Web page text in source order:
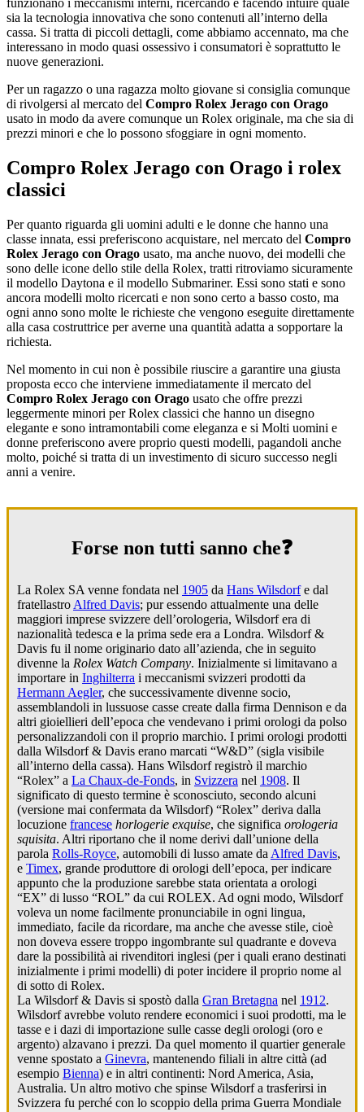
sia la tecnologia innovativa che sono contenuti all’interno della
cassa. Si tratta di piccoli dettagli, come abbiamo accennato, ma che
interessano in modo quasi ossessivo i consumatori è soprattutto le
nuove generazioni.
Per un ragazzo o una ragazza molto giovane si consiglia comunque
di rivolgersi al mercato del Compro Rolex Jerago con Orago
usato in modo da avere comunque un Rolex originale, ma che sia di
prezzi minori e che lo possono sfoggiare in ogni momento.
Compro Rolex Jerago con Orago i rolex
classici
Per quanto riguarda gli uomini adulti e le donne che hanno una
classe innata, essi preferiscono acquistare, nel mercato del Compro
Rolex Jerago con Orago usato, ma anche nuovo, dei modelli che
sono delle icone dello stile della Rolex, tratti ritroviamo sicuramente
il modello Daytona e il modello Submariner. Essi sono stati e sono
ancora modelli molto ricercati e non sono certo a basso costo, ma
ogni anno sono molte le richieste che vengono eseguite direttamente
alla casa costruttrice per averne una quantità adatta a sopportare la
richiesta.
Nel momento in cui non è possibile riuscire a garantire una giusta
proposta ecco che interviene immediatamente il mercato del
Compro Rolex Jerago con Orago usato che offre prezzi
leggermente minori per Rolex classici che hanno un disegno
elegante e sono intramontabili come eleganza e si Molti uomini e
donne preferiscono avere proprio questi modelli, pagandoli anche
molto, poiché si tratta di un investimento di sicuro successo negli
anni a venire.
Forse non tutti sanno che❓
La Rolex SA venne fondata nel 1905 da Hans Wilsdorfe dal
fratellastro Alfred Davis; pur essendo attualmente una delle
maggiori imprese svizzere dell’orologeria, Wilsdorf era di
nazionalità tedesca e la prima sede era a Londra. Wilsdorf &
Davis fu il nome originario dato all’azienda, che in seguito
divenne la Rolex Watch Company. Inizialmente si limitavano a
importare in Inghilterra i meccanismi svizzeri prodotti da
Hermann Aegler, che successivamente divenne socio,
assemblandoli in lussuose casse create dalla firma Dennison e da
altri gioiellieri dell’epoca che vendevano i primi orologi da polso
personalizzandoli con il proprio marchio. I primi orologi prodotti
dalla Wilsdorf & Davis erano marcati “W&D” (sigla visibile
all’interno della cassa). Hans Wilsdorf registrò il marchio
“Rolex” a La Chaux-de-Fonds, in Svizzera nel 1908. Il
significato di questo termine è sconosciuto, secondo alcuni
(versione mai confermata da Wilsdorf) “Rolex” deriva dalla
locuzione francese horlogerie exquise, che significa orologeria
squisita. Altri riportano che il nome derivi dall’unione della
parola Rolls-Royce, automobili di lusso amate da Alfred Davis,
e Timex, grande produttore di orologi dell’epoca, per indicare
appunto che la produzione sarebbe stata orientata a orologi
“EX” di lusso “ROL” da cui ROLEX. Ad ogni modo, Wilsdorf
voleva un nome facilmente pronunciabile in ogni lingua,
immediato, facile da ricordare, ma anche che avesse stile, cioè
non doveva essere troppo ingombrante sul quadrante e doveva
dare la possibilità ai rivenditori inglesi (per i quali erano destinati
inizialmente i primi modelli) di poter incidere il proprio nome al
di sotto di Rolex.
La Wilsdorf & Davis si spostò dalla Gran Bretagna nel 1912.
Wilsdorf avrebbe voluto rendere economici i suoi prodotti, ma le
tasse e i dazi di importazione sulle casse degli orologi (oro e
argento) alzavano i prezzi. Da quel momento il quartier generale
venne spostato a Ginevra, mantenendo filiali in altre città (ad
esempio Bienna) e in altri continenti: Nord America, Asia,
Australia. Un altro motivo che spinse Wilsdorf a trasferirsi in
Svizzera fu perché con lo scoppio della prima Guerra Mondiale